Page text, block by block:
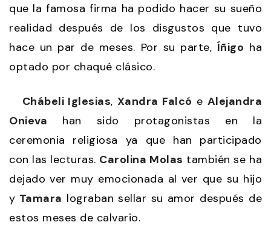
que la famosa firma ha podido hacer su sueño
realidad después de los disgustos que tuvo
hace un par de meses. Por su parte, Íñigo ha
optado por chaqué clásico.
Chábeli Iglesias, Xandra Falcó e Alejandra
Onieva han sido protagonistas en la
ceremonia religiosa ya que han participado
con las lecturas. Carolina Molas también se ha
dejado ver muy emocionada al ver que su hijo
y Tamara lograban sellar su amor después de
estos meses de calvario.